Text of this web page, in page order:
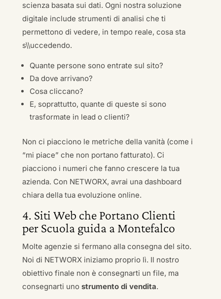
scienza basata sui dati. Ogni nostra soluzione
digitale include strumenti di analisi che ti
permettono di vedere, in tempo reale, cosa sta
s\\uccedendo.
Quante persone sono entrate sul sito?
Da dove arrivano?
Cosa cliccano?
E, soprattutto, quante di queste si sono
trasformate in lead o clienti?
Non ci piacciono le metriche della vanità (come i
“mi piace” che non portano fatturato). Ci
piacciono i numeri che fanno crescere la tua
azienda. Con NETWORX, avrai una dashboard
chiara della tua evoluzione online.
4. Siti Web che Portano Clienti
per Scuola guida a Montefalco
Molte agenzie si fermano alla consegna del sito.
Noi di NETWORX iniziamo proprio lì. Il nostro
obiettivo finale non è consegnarti un file, ma
consegnarti uno strumento di vendita.